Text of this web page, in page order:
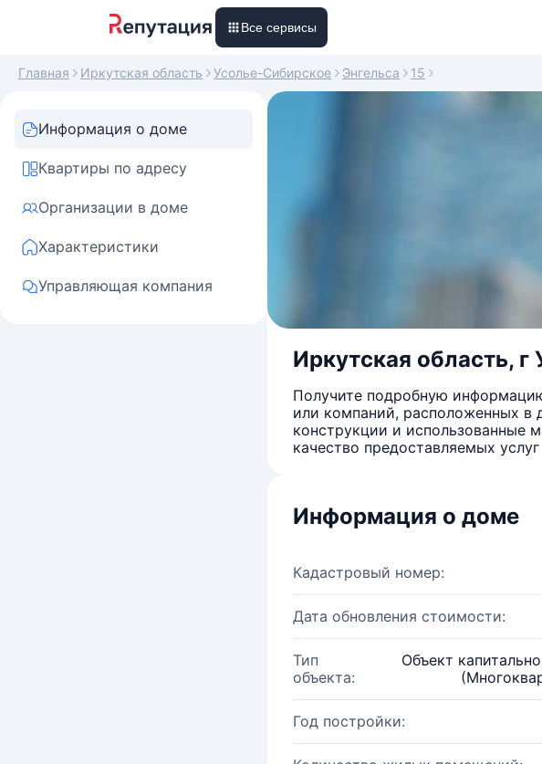
Все сервисы
Главная Иркутская область Усолье-Сибирское Энгельса 15
Информация о доме
Квартиры по адресу
Организации в доме
Характеристики
Управляющая компания
Иркутская область,
Получите подробную
или компаний, расположенных в
конструкции и использованные
качество предоставляемых услуг
Информация о доме
Кадастровый номер:
Дата обновления стоимости:
Тип
объекта:
Объект
Год постройки: